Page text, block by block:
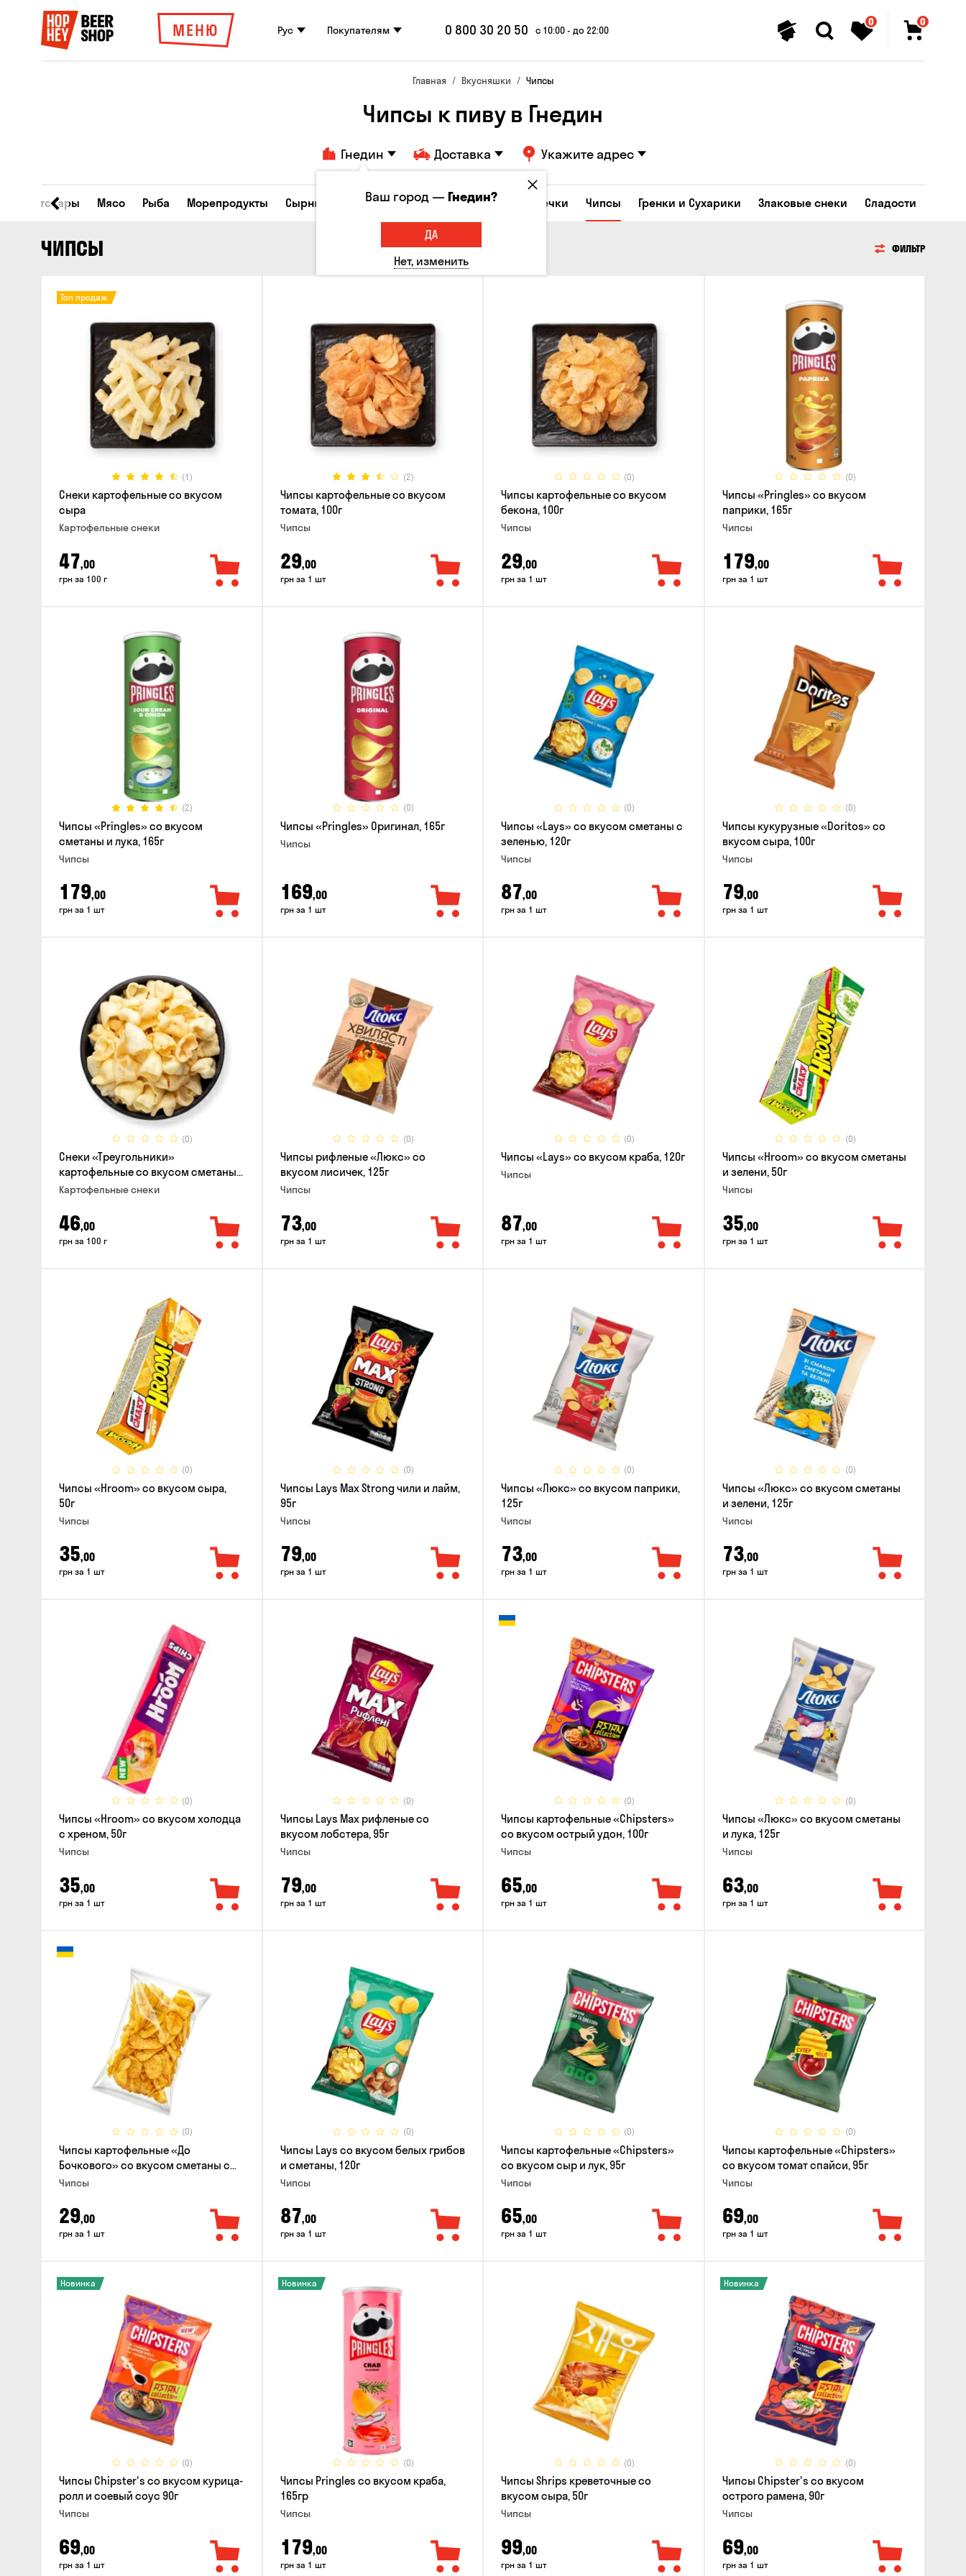
МЕНЮ Рус Покупателям 0 800 30 20 50 с 10:00 - до 22:00
0 0
Главная Вкусняшки Чипсы
Чипсы к пиву в Гнедин
Гнедин Доставка Укажите адрес
Все товары Мясо Рыба Морепродукты Сырные закуски Орешки Кукуруза Семечки Чипсы Гренки и Сухарики Злаковые снеки Сладости
ЧИПСЫ ФИЛЬТР
(1)
Топ продаж
Снеки картофельные со вкусом
сыра
Картофельные снеки
47,00
грн за 100 г
(2)
Чипсы картофельные со вкусом
томата, 100г
Чипсы
29,00
грн за 1 шт
(0)
Чипсы картофельные со вкусом
бекона, 100г
Чипсы
29,00
грн за 1 шт
(0)
Чипсы «Pringles» со вкусом
паприки, 165г
Чипсы
179,00
грн за 1 шт
(2)
Чипсы «Pringles» со вкусом
сметаны и лука, 165г
Чипсы
179,00
грн за 1 шт
(0)
Чипсы «Pringles» Оригинал, 165г
Чипсы
169,00
грн за 1 шт
(0)
Чипсы «Lays» со вкусом сметаны с
зеленью, 120г
Чипсы
87,00
грн за 1 шт
(0)
Чипсы кукурузные «Doritos» со
вкусом сыра, 100г
Чипсы
79,00
грн за 1 шт
(0)
Снеки «Треугольники»
картофельные со вкусом сметаны
с луком
Картофельные снеки
46,00
грн за 100 г
(0)
Чипсы рифленые «Люкс» со
вкусом лисичек, 125г
Чипсы
73,00
грн за 1 шт
(0)
Чипсы «Lays» со вкусом краба, 120г
Чипсы
87,00
грн за 1 шт
(0)
Чипсы «Hroom» со вкусом сметаны
и зелени, 50г
Чипсы
35,00
грн за 1 шт
(0)
Чипсы «Hroom» со вкусом сыра,
50г
Чипсы
35,00
грн за 1 шт
(0)
Чипсы Lays Max Strong чили и лайм,
95г
Чипсы
79,00
грн за 1 шт
(0)
Чипсы «Люкс» со вкусом паприки,
125г
Чипсы
73,00
грн за 1 шт
(0)
Чипсы «Люкс» со вкусом сметаны
и зелени, 125г
Чипсы
73,00
грн за 1 шт
(0)
Чипсы «Hroom» со вкусом холодца
с хреном, 50г
Чипсы
35,00
грн за 1 шт
(0)
Чипсы Lays Max рифленые со
вкусом лобстера, 95г
Чипсы
79,00
грн за 1 шт
(0)
Чипсы картофельные «Chipsters»
со вкусом острый удон, 100г
Чипсы
65,00
грн за 1 шт
(0)
Чипсы «Люкс» со вкусом сметаны
и лука, 125г
Чипсы
63,00
грн за 1 шт
(0)
Чипсы картофельные «До
Бочкового» со вкусом сметаны с
зеленью, 100г
Чипсы
29,00
грн за 1 шт
(0)
Чипсы Lays со вкусом белых грибов
и сметаны, 120г
Чипсы
87,00
грн за 1 шт
(0)
Чипсы картофельные «Chipsters»
со вкусом сыр и лук, 95г
Чипсы
65,00
грн за 1 шт
(0)
Чипсы картофельные «Chipsters»
со вкусом томат спайси, 95г
Чипсы
69,00
грн за 1 шт
(0)
Новинка
Чипсы Chipster's со вкусом курица-
ролл и соевый соус 90г
Чипсы
69,00
грн за 1 шт
(0)
Новинка
Чипсы Pringles со вкусом краба,
165гр
Чипсы
179,00
грн за 1 шт
(0)
Чипсы Shrips креветочные со
вкусом сыра, 50г
Чипсы
99,00
грн за 1 шт
(0)
Новинка
Чипсы Chipster's со вкусом
острого рамена, 90г
Чипсы
69,00
грн за 1 шт
Ваш город —Гнедин?
ДА
Нет, изменить